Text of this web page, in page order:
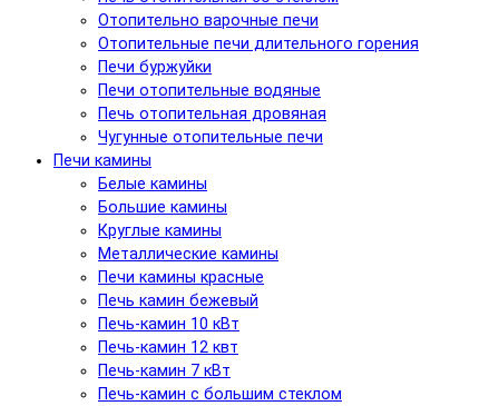
Отопительно варочные печи
Отопительные печи длительного горения
Печи буржуйки
Печи отопительные водяные
Печь отопительная дровяная
Чугунные отопительные печи
Печи камины
Белые камины
Большие камины
Круглые камины
Металлические камины
Печи камины красные
Печь камин бежевый
Печь-камин 10 кВт
Печь-камин 12 квт
Печь-камин 7 кВт
Печь-камин с большим стеклом